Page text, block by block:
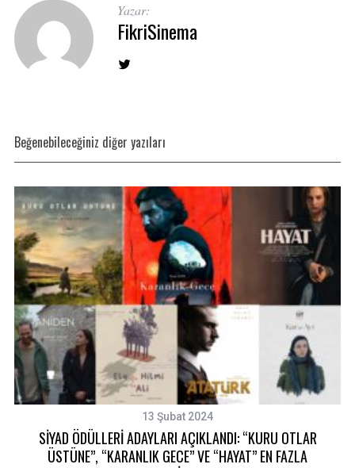
Yazar:
FikriSinema
Beğenebileceğiniz diğer yazıları
13 Şubat 2024
SİYAD ÖDÜLLERİ ADAYLARI AÇIKLANDI: “KURU OTLAR
ÜSTÜNE”, “KARANLIK GECE” VE “HAYAT” EN FAZLA